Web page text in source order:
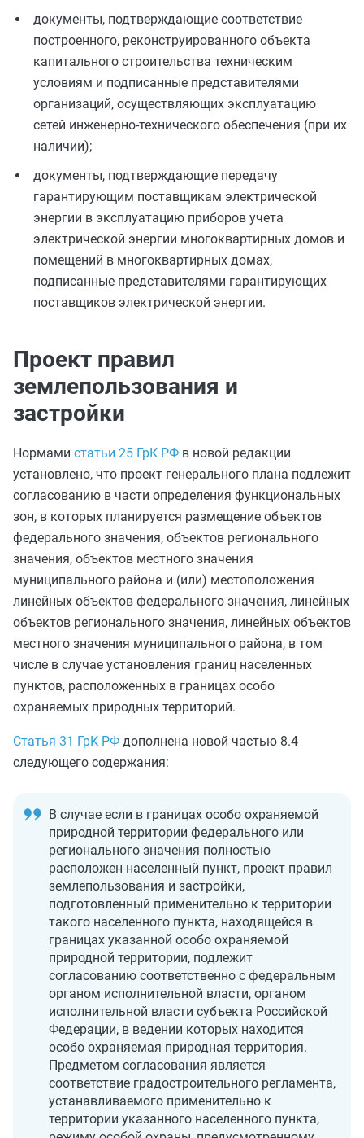
документы, подтверждающие соответствие
построенного, реконструированного объекта
капитального строительства техническим
условиям и подписанные представителями
организаций, осуществляющих эксплуатацию
сетей инженерно-технического обеспечения (при их
наличии);
документы, подтверждающие передачу
гарантирующим поставщикам электрической
энергии в эксплуатацию приборов учета
электрической энергии многоквартирных домов и
помещений в многоквартирных домах,
подписанные представителями гарантирующих
поставщиков электрической энергии.
Проект правил
землепользования и
застройки
Нормами статьи 25 ГрК РФ в новой редакции
установлено, что проект генерального плана подлежит
согласованию в части определения функциональных
зон, в которых планируется размещение объектов
федерального значения, объектов регионального
значения, объектов местного значения
муниципального района и (или) местоположения
линейных объектов федерального значения, линейных
объектов регионального значения, линейных объектов
местного значения муниципального района, в том
числе в случае установления границ населенных
пунктов, расположенных в границах особо
охраняемых природных территорий.
Статья 31 ГрК РФ дополнена новой частью 8.4
следующего содержания:
В случае если в границах особо охраняемой
природной территории федерального или
регионального значения полностью
расположен населенный пункт, проект правил
землепользования и застройки,
подготовленный применительно к территории
такого населенного пункта, находящейся в
границах указанной особо охраняемой
природной территории, подлежит
согласованию соответственно с федеральным
органом исполнительной власти, органом
исполнительной власти субъекта Российской
Федерации, в ведении которых находится
особо охраняемая природная территория.
Предметом согласования является
соответствие градостроительного регламента,
устанавливаемого применительно к
территории указанного населенного пункта,